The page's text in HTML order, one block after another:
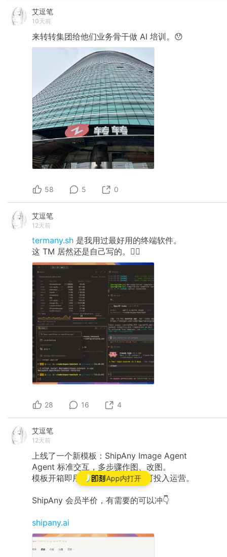
App内打开
艾逗笔
10天前
来转转集团给他们业务骨干做 AI 培训。😯
58 5 0
艾逗笔
12天前
termany.sh 是我用过最好用的终端软件。
这 TM 居然还是自己写的。🤦‍♂️
28 16 4
艾逗笔
12天前
上线了一个新模板：ShipAny Image Agent
Agent 标准交互，多步骤作图、改图。
模板开箱即用，可视化配置后即可投入运营。
ShipAny 会员半价，有需要的可以冲👇
shipany.ai